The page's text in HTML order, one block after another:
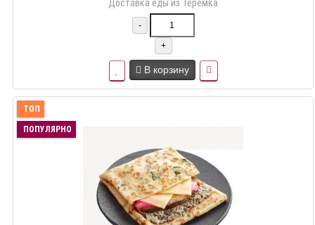
Доставка еды из Теремка
-
+
В корзину
ТОП
ПОПУЛЯРНО